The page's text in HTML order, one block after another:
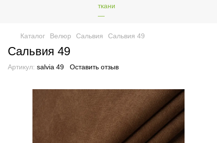
Каталог Велюр Сальвия Сальвия 49
Сальвия 49
Артикул: salvia 49 Оставить отзыв